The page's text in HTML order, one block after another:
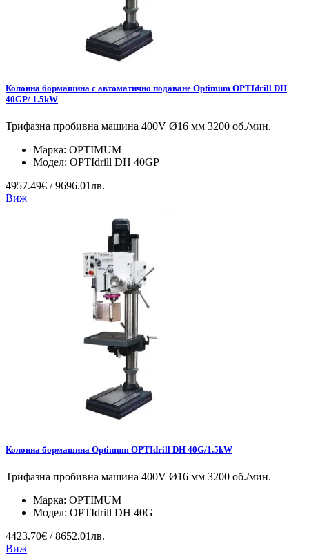
Колонна бормашина с автоматично подаване Optimum OPTIdrill DH
40GP/ 1.5kW
Трифазна пробивна машина 400V Ø16 мм 3200 об./мин.
Марка: OPTIMUM
Модел: OPTIdrill DH 40GP
4957.49€ / 9696.01лв.
Виж
Колонна бормашина Optimum OPTIdrill DH 40G/1.5kW
Трифазна пробивна машина 400V Ø16 мм 3200 об./мин.
Марка: OPTIMUM
Модел: OPTIdrill DH 40G
4423.70€ / 8652.01лв.
Виж